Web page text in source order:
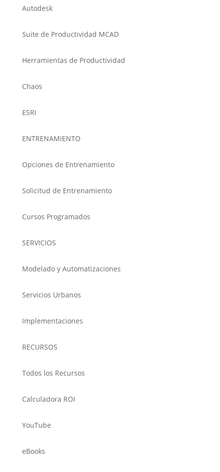
Autodesk
Suite de Productividad MCAD
Herramientas de Productividad
Chaos
ESRI
ENTRENAMIENTO
Opciones de Entrenamiento
Solicitud de Entrenamiento
Cursos Programados
SERVICIOS
Modelado y Automatizaciones
Servicios Urbanos
Implementaciones
RECURSOS
Todos los Recursos
Calculadora ROI
YouTube
eBooks